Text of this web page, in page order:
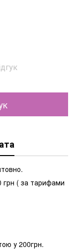
грн ( за тарифами
у 200грн.